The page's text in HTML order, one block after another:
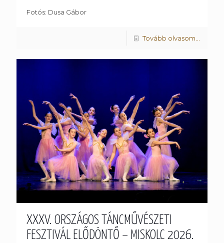
Fotós: Dusa Gábor
Tovább olvasom...
XXXV. ORSZÁGOS TÁNCMŰVÉSZETI
FESZTIVÁL ELŐDÖNTŐ – MISKOLC 2026.